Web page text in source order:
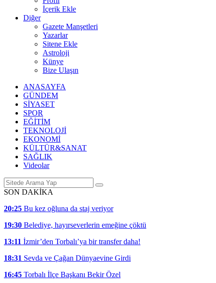
İçerik Ekle
Diğer
Gazete Manşetleri
Yazarlar
Sitene Ekle
Astroloji
Künye
Bize Ulaşın
ANASAYFA
GÜNDEM
SİYASET
SPOR
EĞİTİM
TEKNOLOJİ
EKONOMİ
KÜLTÜR&SANAT
SAĞLIK
Videolar
SON DAKİKA
20:25 Bu kez oğluna da staj veriyor
19:30 Belediye, hayırseverlerin emeğine çöktü
13:11 İzmir’den Torbalı’ya bir transfer daha!
18:31 Sevda ve Çağan Dünyaevine Girdi
16:45 Torbalı İlçe Başkanı Bekir Özel